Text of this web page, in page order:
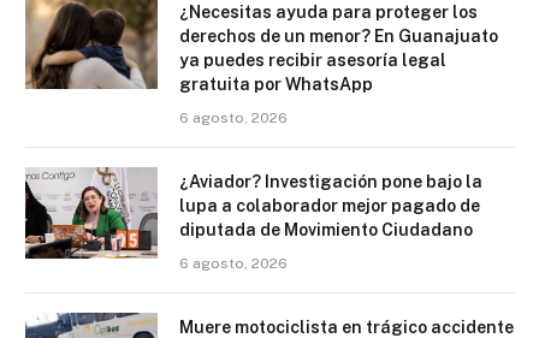
¿Necesitas ayuda para proteger los
derechos de un menor? En Guanajuato
ya puedes recibir asesoría legal
gratuita por WhatsApp
6 agosto, 2026
¿Aviador? Investigación pone bajo la
lupa a colaborador mejor pagado de
diputada de Movimiento Ciudadano
6 agosto, 2026
Muere motociclista en trágico accidente